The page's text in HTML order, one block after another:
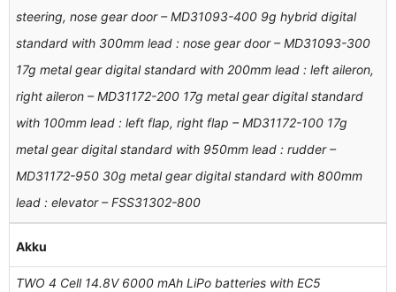
steering, nose gear door – MD31093-400 9g hybrid digital
standard with 300mm lead : nose gear door – MD31093-300
17g metal gear digital standard with 200mm lead : left aileron,
right aileron – MD31172-200 17g metal gear digital standard
with 100mm lead : left flap, right flap – MD31172-100 17g
metal gear digital standard with 950mm lead : rudder –
MD31172-950 30g metal gear digital standard with 800mm
lead : elevator – FSS31302-800
Akku
TWO 4 Cell 14.8V 6000 mAh LiPo batteries with EC5